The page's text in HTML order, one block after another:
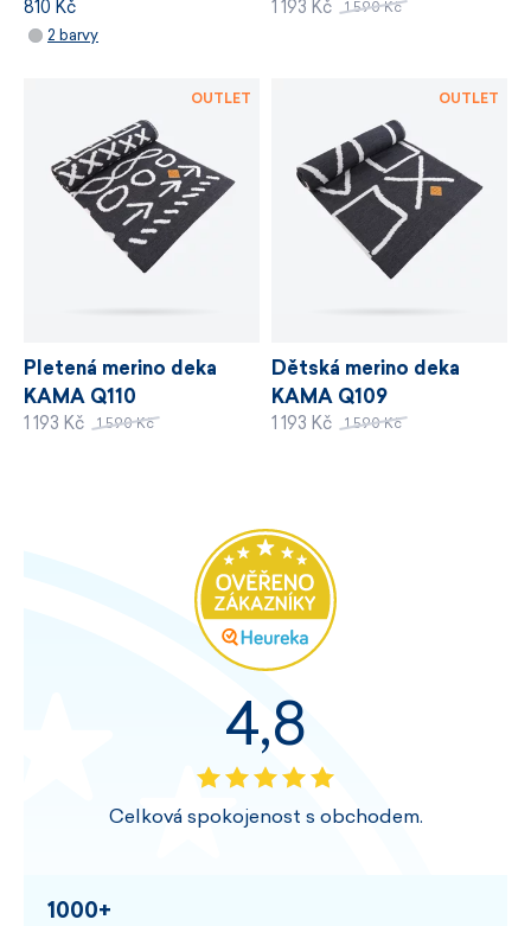
810 Kč
2 barvy
1 193 Kč 1 590 Kč
Pletená merino deka
KAMA Q110
1 193 Kč 1 590 Kč
OUTLET
Dětská merino deka
KAMA Q109
1 193 Kč 1 590 Kč
OUTLET
4,8
Celková spokojenost s obchodem.
1000+